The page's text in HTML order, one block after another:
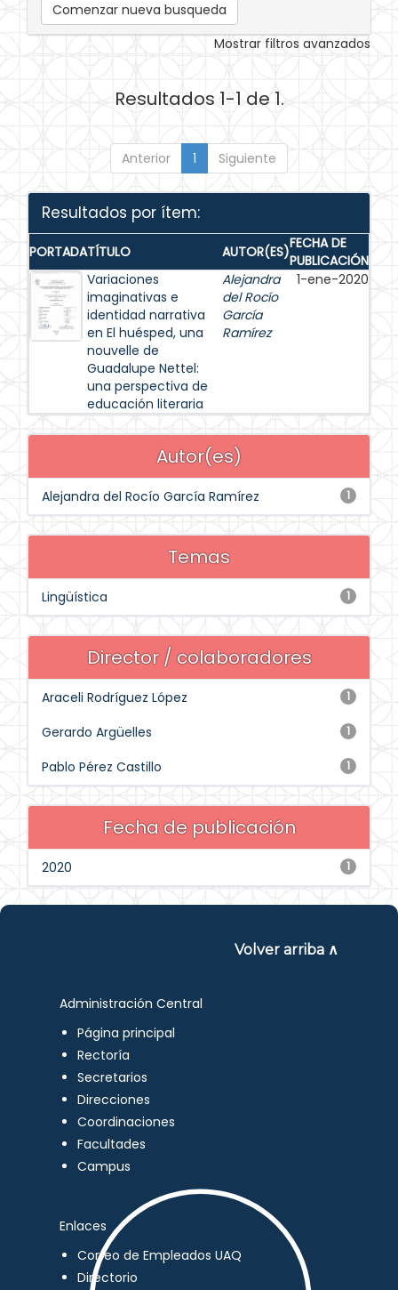
Comenzar nueva busqueda
Mostrar filtros avanzados
Resultados 1-1 de 1.
Anterior 1 Siguiente
Resultados por ítem:
PORTADATÍTULO AUTOR(ES)FECHA DE
PUBLICACIÓN
Variaciones
imaginativas e
identidad narrativa
en El huésped, una
nouvelle de
Guadalupe Nettel:
una perspectiva de
educación literaria
Alejandra
del Rocío
García
Ramírez
1-ene-2020
Autor(es)
1
Alejandra del Rocío García Ramírez
Temas
1
Lingüística
Director / colaboradores
1
Araceli Rodríguez López
1
Gerardo Argüelles
1
Pablo Pérez Castillo
Fecha de publicación
1
2020
Volver arriba ∧
Administración Central
Página principal
Rectoría
Secretarios
Direcciones
Coordinaciones
Facultades
Campus
Enlaces
Correo de Empleados UAQ
Directorio